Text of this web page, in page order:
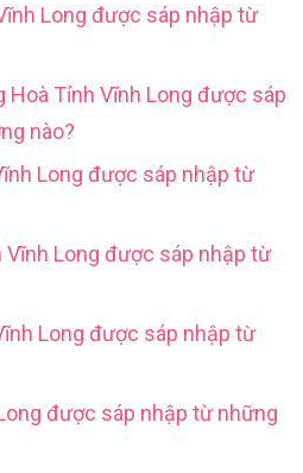
Long được sáp nhập từ
Hoà Tỉnh Vĩnh Long được sáp
nào?
Long được sáp nhập từ
Vĩnh Long được sáp nhập từ
Long được sáp nhập từ
được sáp nhập từ những